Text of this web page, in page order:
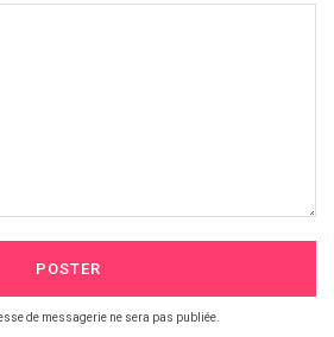
POSTER
de messagerie ne sera pas publiée.